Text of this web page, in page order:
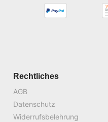
Rechtliches
AGB
Datenschutz
Widerrufsbelehrung